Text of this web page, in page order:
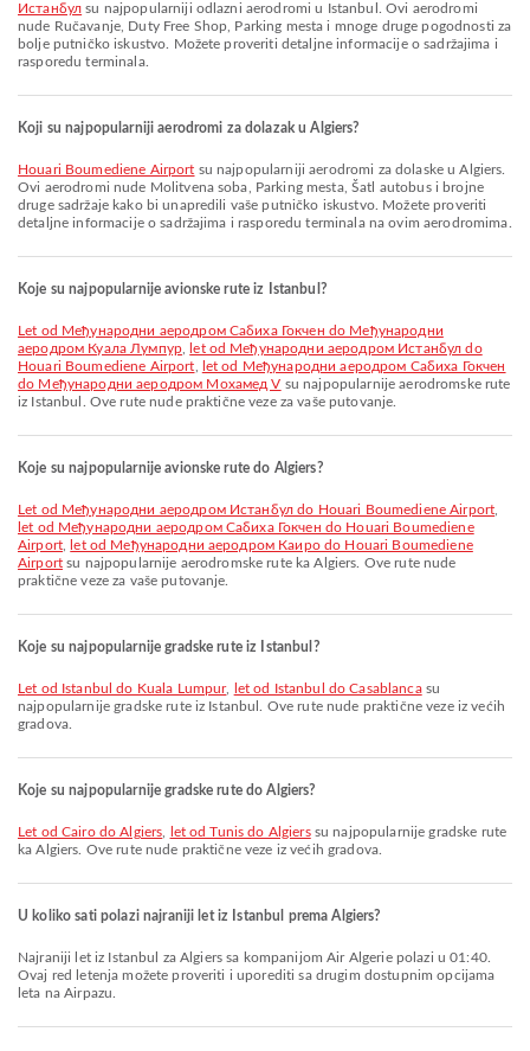
Истанбул su najpopularniji odlazni aerodromi u Istanbul. Ovi aerodromi
nude Ručavanje, Duty Free Shop, Parking mesta i mnoge druge pogodnosti za
bolje putničko iskustvo. Možete proveriti detaljne informacije o sadržajima i
rasporedu terminala.
Koji su najpopularniji aerodromi za dolazak u Algiers?
Houari Boumediene Airport su najpopularniji aerodromi za dolaske u Algiers.
Ovi aerodromi nude Molitvena soba, Parking mesta, Šatl autobus i brojne
druge sadržaje kako bi unapredili vaše putničko iskustvo. Možete proveriti
detaljne informacije o sadržajima i rasporedu terminala na ovim aerodromima.
Koje su najpopularnije avionske rute iz Istanbul?
let od Међународни аеродром Сабиха Гокчен do Међународни
аеродром Куала Лумпур,
let od Међународни аеродром Истанбул do
Houari Boumediene Airport
let od Међународни аеродром Сабиха Гокчен
do Међународни аеродром Мохамед V su najpopularnije aerodromske rute
iz Istanbul. Ove rute nude praktične veze za vaše putovanje.
Koje su najpopularnije avionske rute do Algiers?
let od Међународни аеродром Истанбул do Houari Boumediene Airport
let od Међународни аеродром Сабиха Гокчен do Houari Boumediene
Airport,
let od Међународни аеродром Каиро do Houari Boumediene
Airportsu najpopularnije aerodromske rute ka Algiers. Ove rute nude
praktične veze za vaše putovanje.
Koje su najpopularnije gradske rute iz Istanbul?
let od Istanbul do Kuala Lumpur, let od Istanbul do Casablancasu
najpopularnije gradske rute iz Istanbul. Ove rute nude praktične veze iz većih
gradova.
Koje su najpopularnije gradske rute do Algiers?
let od Cairo do Algiers let od Tunis do Algierssu najpopularnije gradske rute
ka Algiers. Ove rute nude praktične veze iz većih gradova.
U koliko sati polazi najraniji let iz Istanbul prema Algiers?
Najraniji let iz Istanbul za Algiers sa kompanijom Air Algerie polazi u 01:40.
Ovaj red letenja možete proveriti i uporediti sa drugim dostupnim opcijama
leta na Airpazu.